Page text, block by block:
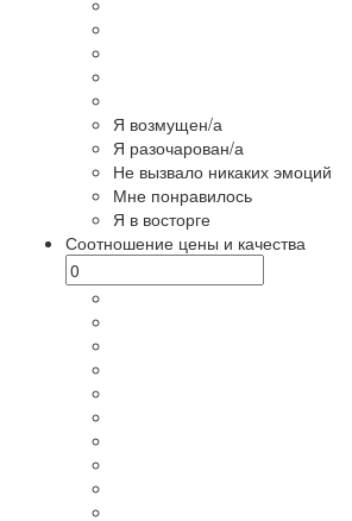
Я возмущен/а
Я разочарован/а
Не вызвало никаких эмоций
Мне понравилось
Я в восторге
Соотношение цены и качества